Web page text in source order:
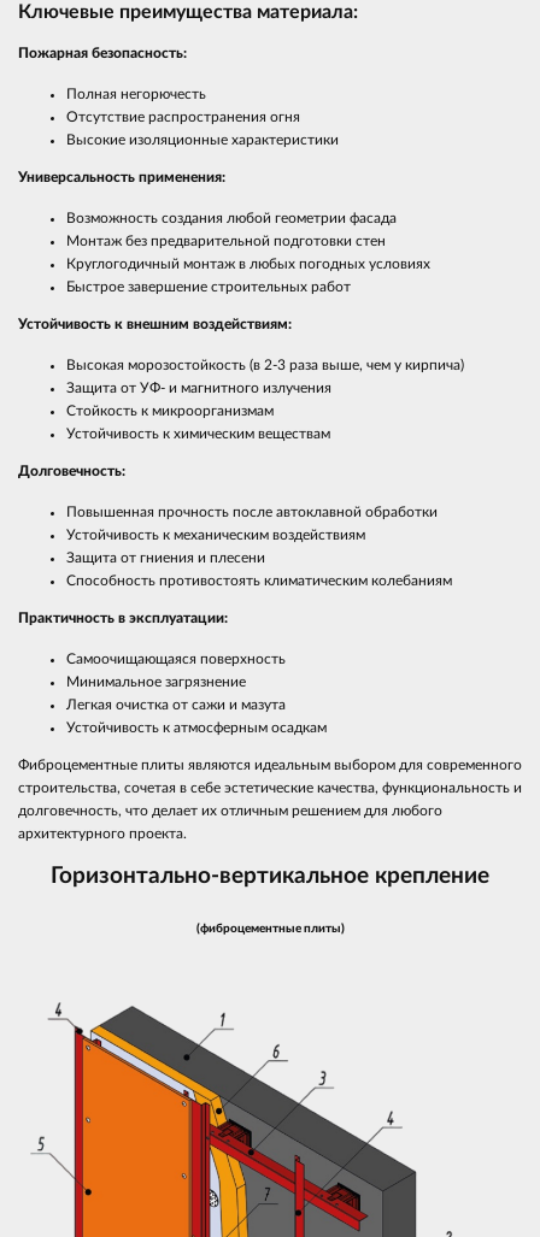
Ключевые преимущества материала:
Пожарная безопасность:
Полная негорючесть
Отсутствие распространения огня
Высокие изоляционные характеристики
Универсальность применения:
Возможность создания любой геометрии фасада
Монтаж без предварительной подготовки стен
Круглогодичный монтаж в любых погодных условиях
Быстрое завершение строительных работ
Устойчивость к внешним воздействиям:
Высокая морозостойкость (в 2-3 раза выше, чем у кирпича)
Защита от УФ- и магнитного излучения
Стойкость к микроорганизмам
Устойчивость к химическим веществам
Долговечность:
Повышенная прочность после автоклавной обработки
Устойчивость к механическим воздействиям
Защита от гниения и плесени
Способность противостоять климатическим колебаниям
Практичность в эксплуатации:
Самоочищающаяся поверхность
Минимальное загрязнение
Легкая очистка от сажи и мазута
Устойчивость к атмосферным осадкам
Фиброцементные плиты являются идеальным выбором для современного
строительства, сочетая в себе эстетические качества, функциональность и
долговечность, что делает их отличным решением для любого
архитектурного проекта.
Горизонтально-вертикальное крепление
(фиброцементные плиты)